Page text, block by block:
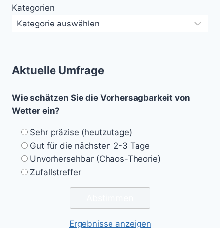
Kategorien
Aktuelle Umfrage
Wie schätzen Sie die Vorhersagbarkeit von
Wetter ein?
Sehr präzise (heutzutage)
Gut für die nächsten 2-3 Tage
Unvorhersehbar (Chaos-Theorie)
Zufallstreffer
Ergebnisse anzeigen